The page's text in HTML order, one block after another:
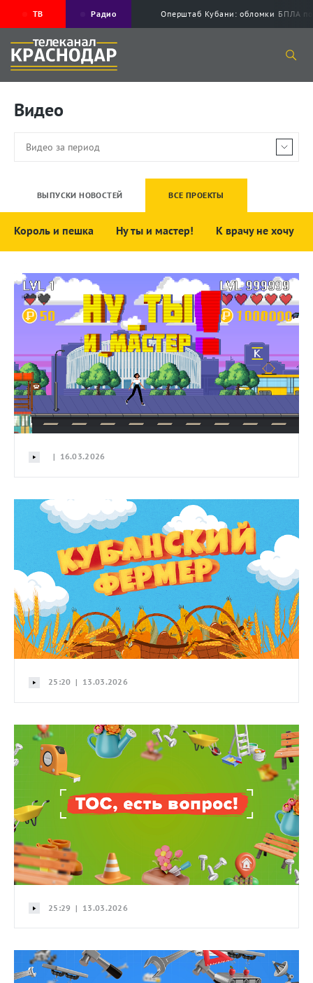
ТВ Радио Оперштаб Кубани: обломки БПЛА
Видео
ВЫПУСКИ НОВОСТЕЙ ВСЕ ПРОЕКТЫ
Король и пешка Ну ты и мастер! К врачу не хочу
| 16.03.2026
25:20 | 13.03.2026
25:29 | 13.03.2026